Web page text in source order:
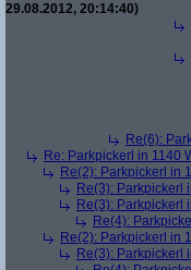
29.08.2012, 20:14:40)
Re(6):
Re: Parkpickerl in 1140
Re(2): Parkpickerl in
Re(3): Parkpickerl
Re(3): Parkpickerl
Re(4):
Re(2): Parkpickerl in
Re(3): Parkpickerl